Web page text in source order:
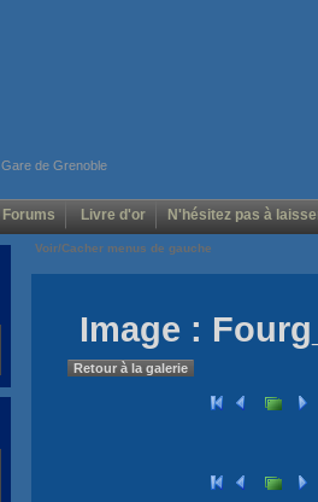
Gare de Grenoble
Forums Livre d'or N'hésitez pas à
Voir/Cacher menus de gauche
Image :
Retour à la galerie